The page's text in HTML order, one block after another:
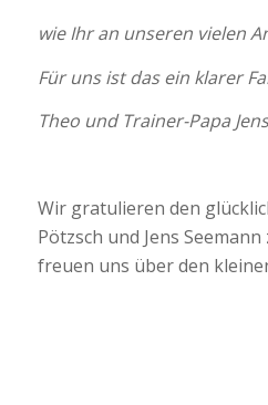
wie Ihr an unseren vielen
Für uns ist das ein klarer
Theo und Trainer-Papa
Wir gratulieren den
Pötzsch und Jens
freuen uns über den